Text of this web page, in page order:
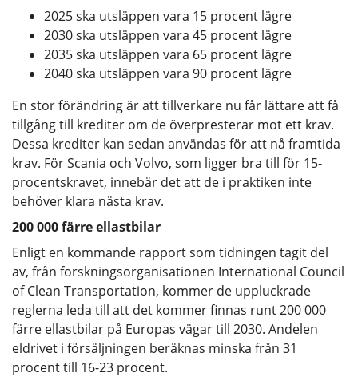
2025 ska utsläppen vara 15 procent lägre
2030 ska utsläppen vara 45 procent lägre
2035 ska utsläppen vara 65 procent lägre
2040 ska utsläppen vara 90 procent lägre
En stor förändring är att tillverkare nu får lättare att få
tillgång till krediter om de överpresterar mot ett krav.
Dessa krediter kan sedan användas för att nå framtida
krav. För Scania och Volvo, som ligger bra till för 15-
procentskravet, innebär det att de i praktiken inte
behöver klara nästa krav.
200 000 färre ellastbilar
Enligt en kommande rapport som tidningen tagit del
av, från forskningsorganisationen International Council
of Clean Transportation, kommer de uppluckrade
reglerna leda till att det kommer finnas runt 200 000
färre ellastbilar på Europas vägar till 2030. Andelen
eldrivet i försäljningen beräknas minska från 31
procent till 16-23 procent.